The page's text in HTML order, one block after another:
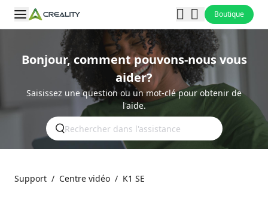
Boutique
Bonjour, comment pouvons-nous vous
aider?
Saisissez une question ou un mot-clé pour obtenir de
l'aide.
Support / Centre vidéo / K1 SE